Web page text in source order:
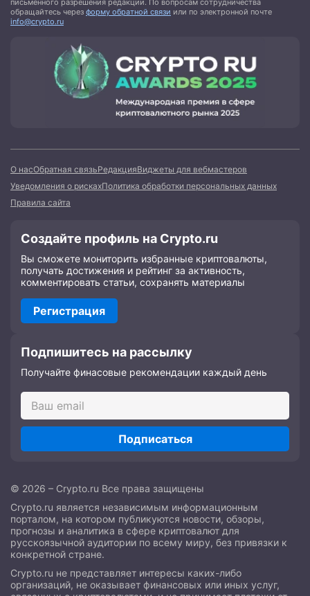
письменного разрешения редакции. По вопросам сотрудничества
обращайтесь через форму обратной связи или по электронной почте
info@crypto.ru
О насОбратная связьРедакцияВиджеты для вебмастеров
Уведомления о рискахПолитика обработки персональных данных
Правила сайта
Создайте профиль на Crypto.ru
Вы сможете мониторить избранные криптовалюты,
получать достижения и рейтинг за активность,
комментировать статьи, сохранять материалы
Регистрация
Подпишитесь на рассылку
Получайте финасовые рекомендации каждый день
Подписаться
© 2026 – Crypto.ru Все права защищены
Crypto.ru является независимым информационным
порталом, на котором публикуются новости, обзоры,
прогнозы и аналитика в сфере криптовалют для
русскоязычной аудитории по всему миру, без привязки к
конкретной стране.
Crypto.ru не представляет интересы каких-либо
организаций, не оказывает финансовых или иных услуг,